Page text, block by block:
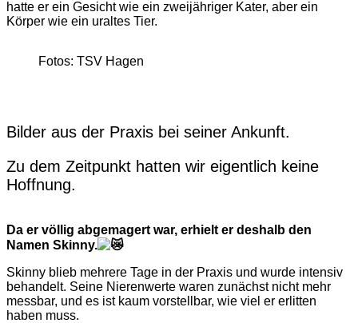
hatte er ein Gesicht wie ein zweijähriger Kater, aber ein
Körper wie ein uraltes Tier.
Fotos: TSV Hagen
Bilder aus der Praxis bei seiner Ankunft.
Zu dem Zeitpunkt hatten wir eigentlich keine
Hoffnung.
Da er völlig abgemagert war, erhielt er deshalb den
Namen Skinny.
Skinny blieb mehrere Tage in der Praxis und wurde intensiv
behandelt. Seine Nierenwerte waren zunächst nicht mehr
messbar, und es ist kaum vorstellbar, wie viel er erlitten
haben muss.